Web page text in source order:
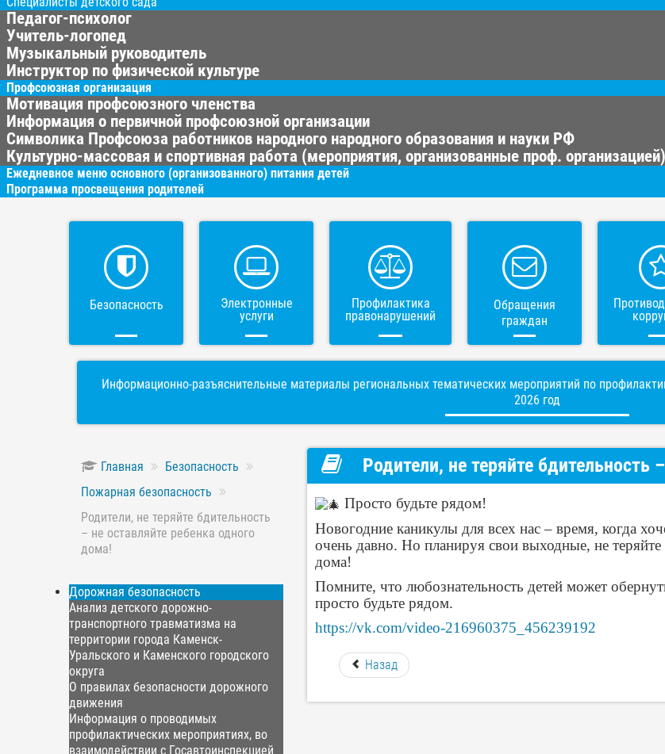
Педагог-психолог
Учитель-логопед
Музыкальный руководитель
Инструктор по физической культуре
Профсоюзная организация
Мотивация профсоюзного членства
Информация о первичной профсоюзной организации
Символика Профсоюза работников народного народного образования и науки РФ
Культурно-массовая и спортивная работа (мероприятия, организованные проф. организацией)
Ежедневное меню основного (организованного) питания детей
Программа просвещения родителей
Безопасность
Электронные
услуги
Профилактика
правонарушений
Обращения
граждан
Информационно-разъяснительные материалы региональных тематических мероприятий по
2026 год
Главная
Безопасность
Пожарная безопасность
Родители, не теряйте бдительность
– не оставляйте ребенка одного
дома!
Дорожная безопасность
Анализ детского дорожно-
транспортного травматизма на
территории города Каменск-
Уральского и Каменского городского
округа
О правилах безопасности дорожного
движения
Информация о проводимых
профилактических мероприятиях, во
взаимодействии с Госавтоинспекцией
Родители, не теряйте бдительность
Просто будьте рядом!
Новогодние каникулы для всех нас – время, когда
очень давно. Но планируя свои выходные, не теряйте
дома!
Помните, что любознательность детей может
просто будьте рядом.
https://vk.com/video-216960375_456239192
Назад